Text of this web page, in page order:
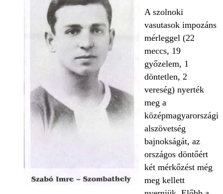
A szolnoki
vasutasok impozáns
mérleggel (22
meccs, 19
győzelem, 1
döntetlen, 2
vereség) nyerték
meg a
középmagyarországi
alszövetség
bajnokságát, az
országos döntőért
két mérkőzést még
meg kellett